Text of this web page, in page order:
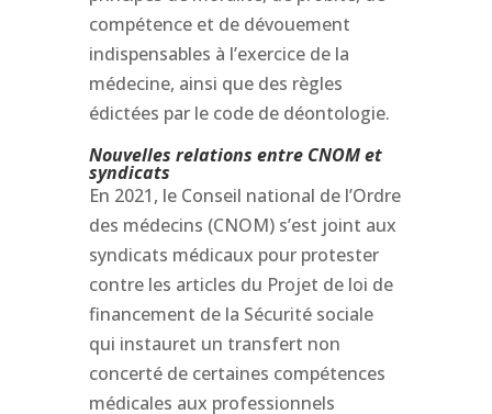
compétence et de dévouement
indispensables à l’exercice de la
médecine, ainsi que des règles
édictées par le code de déontologie.
Nouvelles relations entre CNOM et
syndicats
En 2021, le Conseil national de l’Ordre
des médecins (CNOM) s’est joint aux
syndicats médicaux pour protester
contre les articles du Projet de loi de
financement de la Sécurité sociale
qui instauret un transfert non
concerté de certaines compétences
médicales aux professionnels